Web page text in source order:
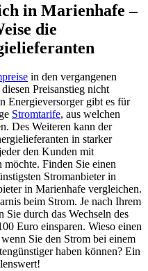
in Marienhafe –
die
in den vergangenen
Preisanstieg nicht
Energieversorger gibt es für
Stromtarife, aus welchen
Des Weiteren kann der
in starker
den Kunden mit
Finden Sie einen
Stromanbieter in
in Marienhafe vergleichen.
beim Strom. Je nach Ihrem
durch das Wechseln des
Euro einsparen. Wieso einen
Sie den Strom bei einem
haben können? Ein